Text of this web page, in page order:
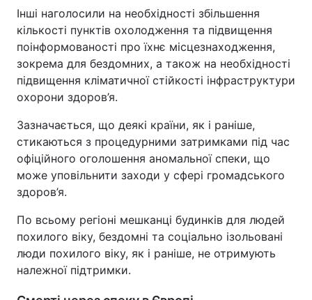
Інші наголосили на необхідності збільшення
кількості пунктів охолодження та підвищення
поінформованості про їхнє місцезнаходження,
зокрема для бездомних, а також на необхідності
підвищення кліматичної стійкості інфраструктури
охорони здоров’я.
Зазначається, що деякі країни, як і раніше,
стикаються з процедурними затримками під час
офіційного оголошення аномальної спеки, що
може уповільнити заходи у сфері громадського
здоров’я.
По всьому регіоні мешканці будинків для людей
похилого віку, бездомні та соціально ізольовані
люди похилого віку, як і раніше, не отримують
належної підтримки.